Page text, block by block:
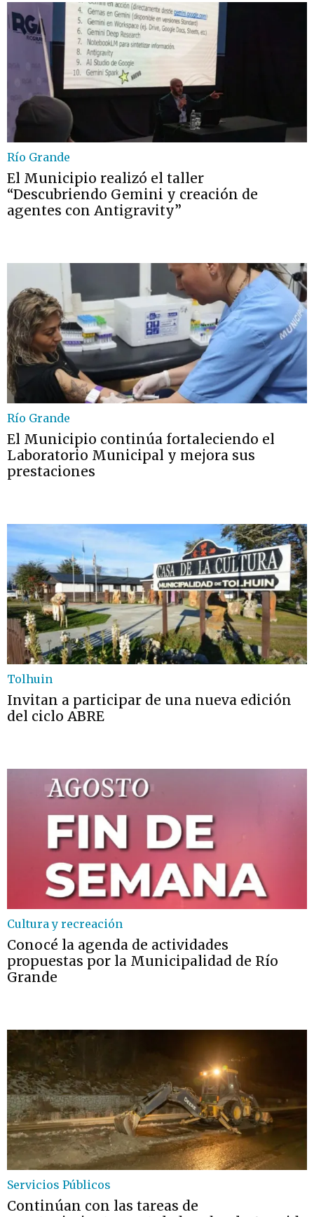
Río Grande
El Municipio realizó el taller
“Descubriendo Gemini y creación de
agentes con Antigravity”
Río Grande
El Municipio continúa fortaleciendo el
Laboratorio Municipal y mejora sus
prestaciones
Tolhuin
Invitan a participar de una nueva edición
del ciclo ABRE
Cultura y recreación
Conocé la agenda de actividades
propuestas por la Municipalidad de Río
Grande
Servicios Públicos
Continúan con las tareas de